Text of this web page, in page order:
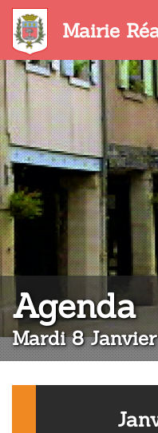
Aller
contenu
principal
Mairie
Agenda:
Mardi 8